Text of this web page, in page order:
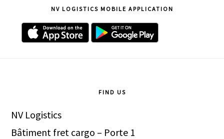
NV LOGISTICS MOBILE APPLICATION
FIND US
NV Logistics
Bâtiment fret cargo – Porte 1